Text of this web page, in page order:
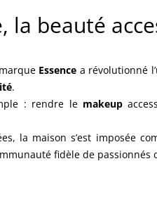
la beauté
Essence a révolutionné
.
: rendre le makeup
la maison s’est imposée
fidèle de passionnés